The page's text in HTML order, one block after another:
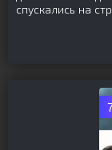
спускались на